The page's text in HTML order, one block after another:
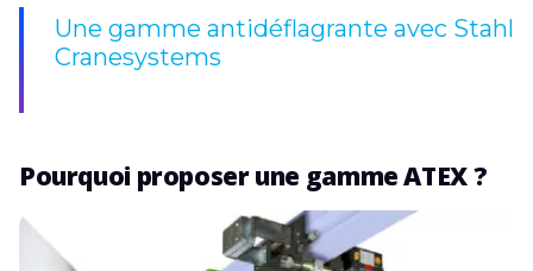
Une gamme antidéflagrante avec Stahl
Cranesystems
Pourquoi proposer une gamme ATEX ?